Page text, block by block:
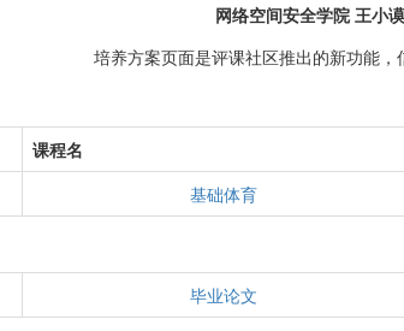
网络空间安全学院 王小
培养方案页面是评课社区推出的新功能
课程名
基础体育
毕业论文